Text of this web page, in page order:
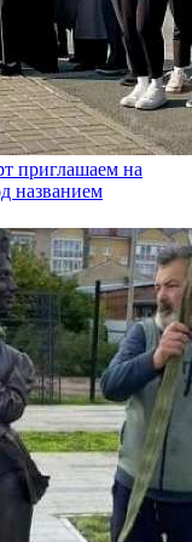
приглашаем на
названием